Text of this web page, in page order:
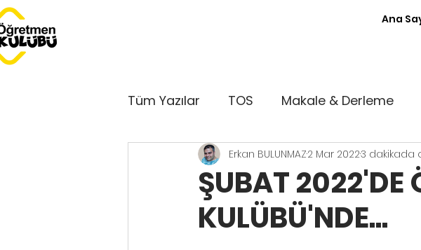
Ana
Tüm Yazılar TOS Makale & Derleme
Dersimiz Dünya Serbest Kürsü
Bu Ay Öğretmen Kulübü'nde Patika
ŞUBAT 2022'DE
KULÜBÜ'NDE...
Erkan BULUNMAZ2 Mar 20223 dakikada